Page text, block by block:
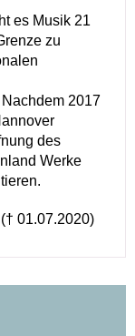
es Musik 21
zu
2017
des
Werke
(† 01.07.2020)